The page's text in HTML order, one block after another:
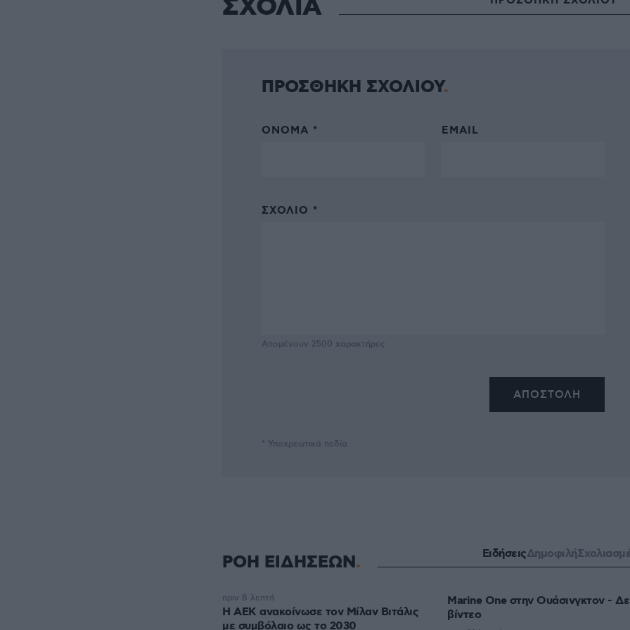
ΣΧΟΛΙΑ
ΠΡΟΣΘΗΚΗ ΣΧΟΛΙΟΥ
ΌΝΟΜΑ * EMAIL
ΣΧΌΛΙΟ *
Απομένουν 2500 χαρακτήρες
* Υποχρεωτικά πεδία
ΡΟΗ ΕΙΔΗΣΕΩΝ ΕιδήσειςΔημοφιλή
H ΑΕΚ ανακοίνωσε τον Μίλαν Βιτάλις
με συμβόλαιο ως το 2030
πριν 8 λεπτά
Marine One στην Ουάσινγκτον -
βίντεο